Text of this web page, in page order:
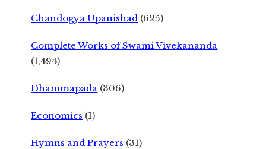
Chandogya Upanishad (625)
Complete Works of Swami Vivekananda
(1,494)
Dhammapada (306)
Economics (1)
Hymns and Prayers (31)